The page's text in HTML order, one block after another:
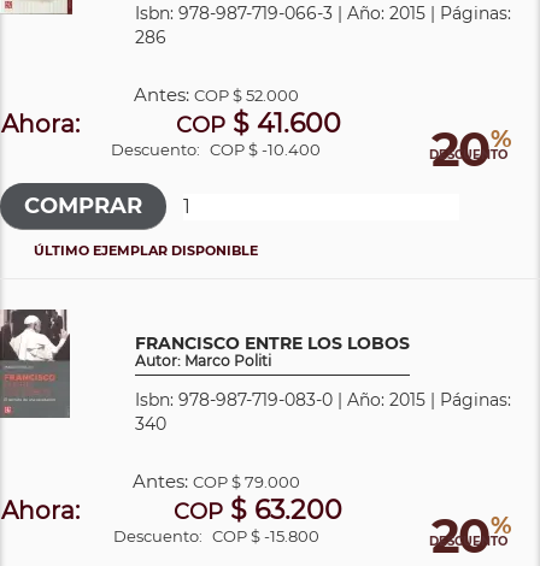
Isbn: 978-987-719-066-3 | Año: 2015 | Páginas:
286
20%
DESCUENTO
Antes: COP$ 52.000
Ahora: COP$ 41.600
Descuento: COP $ -10.400
ÚLTIMO EJEMPLAR DISPONIBLE
FRANCISCO ENTRE LOS LOBOS
Autor: Marco Politi
Isbn: 978-987-719-083-0 | Año: 2015 | Páginas:
340
20%
DESCUENTO
Antes: COP$ 79.000
Ahora: COP $ 63.200
Descuento: COP $ -15.800